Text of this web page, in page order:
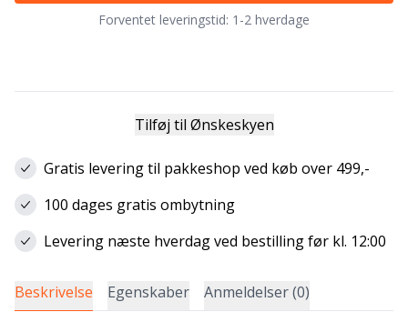
Forventet leveringstid: 1-2 hverdage
Tilføj til Ønskeskyen
Gratis levering til pakkeshop ved køb over 499,-
100 dages gratis ombytning
Levering næste hverdag ved bestilling før kl. 12:00
Beskrivelse Egenskaber Anmeldelser (0)